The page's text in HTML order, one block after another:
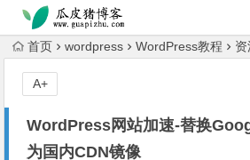
跳转到主内容
首页 wordpress WordPress教程
WordPress网站加速-替换
为国内CDN镜像
A+